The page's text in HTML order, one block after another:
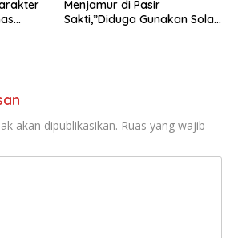
Menjamur di Pasir
Sakti,”Diduga Gunakan Solar
akan dipublikasikan. Ruas yang wajib